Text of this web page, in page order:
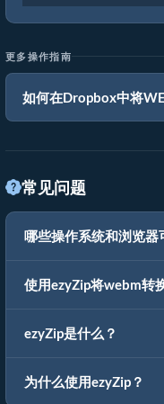
更多操作指南
如何在Dropbox中将
常见问题
哪些操作系统和浏览器
使用ezyZip将webm转
ezyZip是什么？
为什么使用ezyZip？